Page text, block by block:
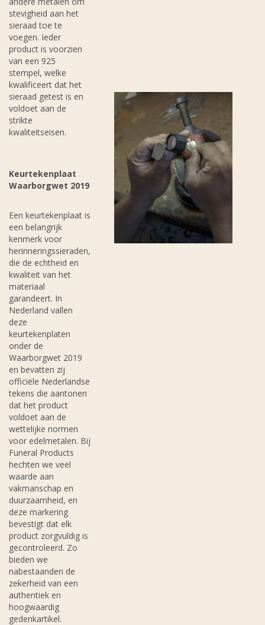
stevigheid aan het
sieraad toe te
voegen. Ieder
product is voorzien
van een 925
stempel, welke
kwalificeert dat het
sieraad getest is en
voldoet aan de
strikte
kwaliteitseisen.
Keurtekenplaat
Waarborgwet 2019
Een keurtekenplaat is
een belangrijk
kenmerk voor
herinneringssieraden,
die de echtheid en
kwaliteit van het
materiaal
garandeert. In
Nederland vallen
deze
keurtekenplaten
onder de
Waarborgwet 2019
en bevatten zij
officiële Nederlandse
tekens die aantonen
dat het product
voldoet aan de
wettelijke normen
voor edelmetalen. Bij
Funeral Products
hechten we veel
waarde aan
vakmanschap en
duurzaamheid, en
deze markering
bevestigt dat elk
product zorgvuldig is
gecontroleerd. Zo
bieden we
nabestaanden de
zekerheid van een
authentiek en
hoogwaardig
gedenkartikel.